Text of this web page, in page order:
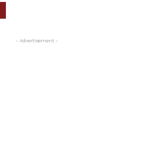
- Advertisement -